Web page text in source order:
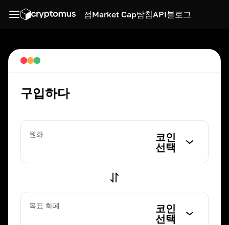
점Market Cap탐침API블로그
구입하다
원화
코인
선택
목표 화폐
코인
선택